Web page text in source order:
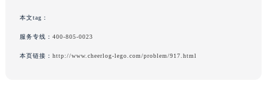
本文tag：
服务专线： 400-805-0023
本页链接： http://www.cheerlog-lego.com/problem/917.html